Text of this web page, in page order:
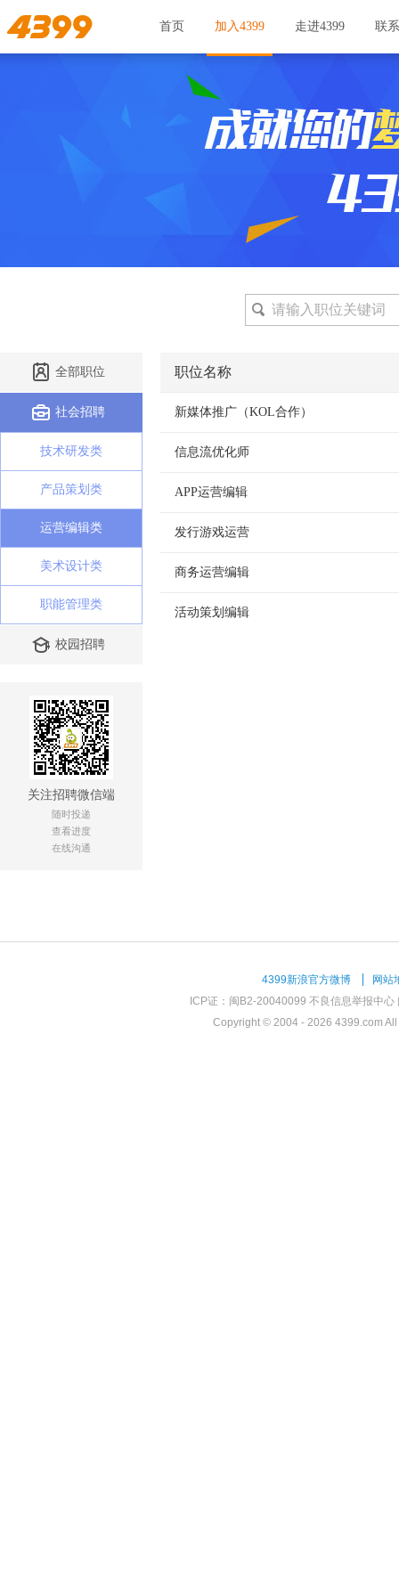
首页 加入4399 走进4399 联
职位名称
新媒体推广（KOL合作）
信息流优化师
APP运营编辑
发行游戏运营
商务运营编辑
活动策划编辑
全部职位
社会招聘
技术研发类
产品策划类
运营编辑类
美术设计类
职能管理类
校园招聘
关注招聘微信端
随时投递
查看进度
在线沟通
4399新浪官方微博
网站
ICP证：闽B2-20040099 不良信息举报中心
Copyright © 2004 - 2026 4399.com